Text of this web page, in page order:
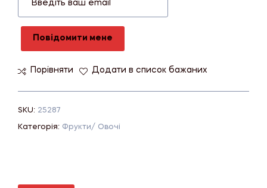
Повідомити мене
Порівняти Додати в список бажаних
SKU: 25287
Категорія: Фрукти/ Овочі